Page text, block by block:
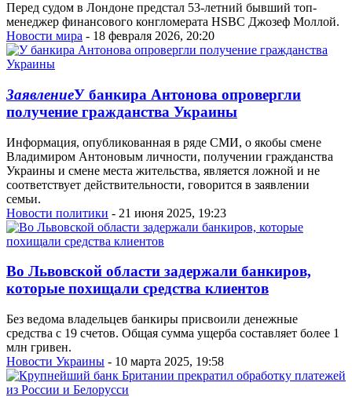
Перед судом в Лондоне предстал 53-летний бывший топ-
менеджер финансового конгломерата HSBC Джозеф Моллой.
Новости мира - 18 февраля 2026, 20:20
ЗаявлениеУ банкира Антонова опровергли
получение гражданства Украины
Информация, опубликованная в ряде СМИ, о якобы смене
Владимиром Антоновым личности, получении гражданства
Украины и смене места жительства, является ложной и не
соответствует действительности, говорится в заявлении
семьи.
Новости политики - 21 июня 2025, 19:23
Во Львовской области задержали банкиров,
которые похищали средства клиентов
Без ведома владельцев банкиры присвоили денежные
средства с 19 счетов. Общая сумма ущерба составляет более 1
млн гривен.
Новости Украины - 10 марта 2025, 19:58